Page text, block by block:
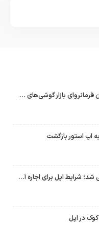
اپل با سهم ۶۵ درصدی همچنان فرمانروای بازار گوشی‌های پریمیوم جهان است
اپ استور بازگشت
برنامه Apple Upgrade معرفی شد؛ شرایط اپل برای اجاره آیفون، آیپد، مک و اپل واچ